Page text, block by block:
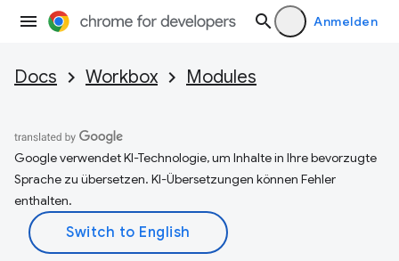
Anmelden
Docs Workbox Modules
Google verwendet KI-Technologie, um Inhalte in Ihre bevorzugte
Sprache zu übersetzen. KI-Übersetzungen können Fehler
enthalten.